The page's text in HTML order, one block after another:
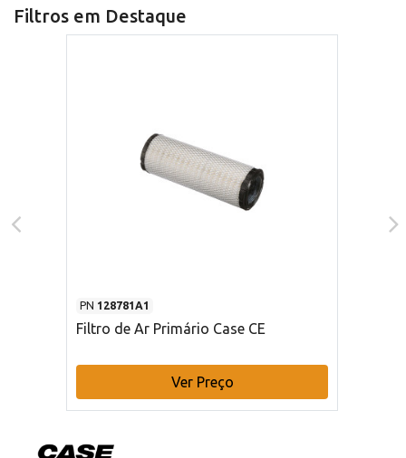
Filtros em Destaque
PN 128781A1
Filtro de Ar Primário Case CE
Ver Preço